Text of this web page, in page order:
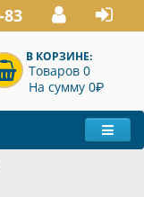
83
В КОРЗИНЕ:
Товаров 0
На сумму 0P